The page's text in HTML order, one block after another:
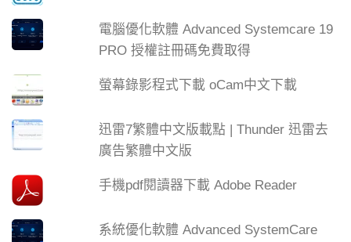
電腦優化軟體 Advanced Systemcare 19
PRO 授權註冊碼免費取得
螢幕錄影程式下載 oCam中文下載
迅雷7繁體中文版載點 | Thunder 迅雷去
廣告繁體中文版
手機pdf閱讀器下載 Adobe Reader
系統優化軟體 Advanced SystemCare